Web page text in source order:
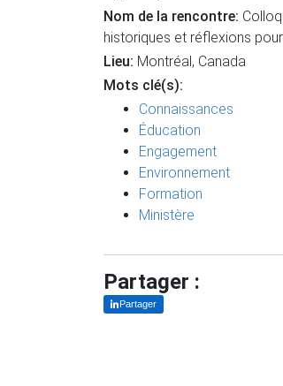
Nom de la rencontre:
historiques et réflexions
Lieu: Montréal, Canada
Mots clé(s):
Connaissances
Éducation
Engagement
Environnement
Formation
Ministère
Partager :
Partager